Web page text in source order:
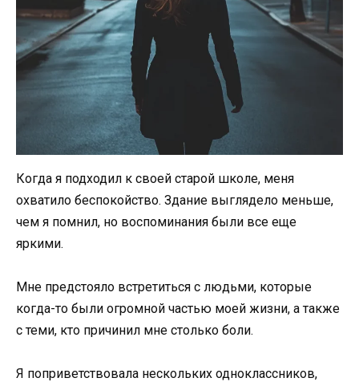
Когда я подходил к своей старой школе, меня
охватило беспокойство. Здание выглядело меньше,
чем я помнил, но воспоминания были все еще
яркими.
Мне предстояло встретиться с людьми, которые
когда-то были огромной частью моей жизни, а также
с теми, кто причинил мне столько боли.
Я поприветствовала нескольких одноклассников,